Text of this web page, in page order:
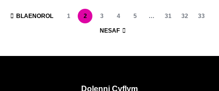
BLAENOROL 1 2 3 4 5 … 31 32 33
NESAF
Dolenni Cyflym